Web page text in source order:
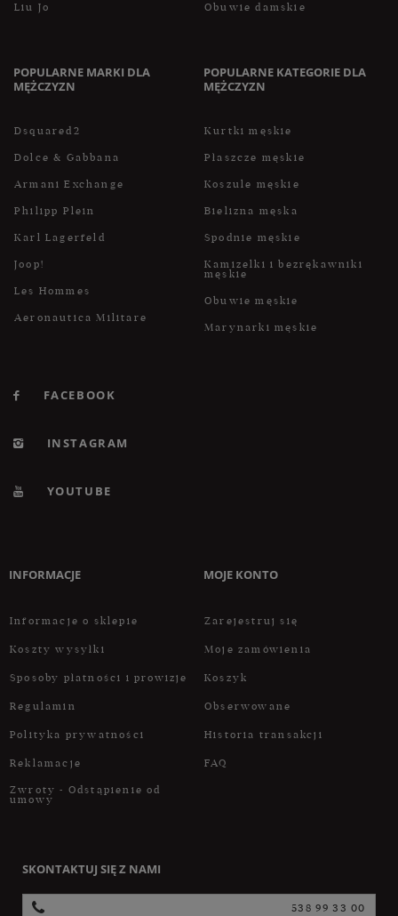
Liu Jo Obuwie damskie
POPULARNE MARKI DLA
MĘŻCZYZN
Dsquared2
Dolce & Gabbana
Armani Exchange
Philipp Plein
Karl Lagerfeld
Joop!
Les Hommes
Aeronautica Militare
POPULARNE KATEGORIE DLA
MĘŻCZYZN
Kurtki męskie
Płaszcze męskie
Koszule męskie
Bielizna męska
Spodnie męskie
Kamizelki i bezrękawniki
męskie
Obuwie męskie
Marynarki męskie
FACEBOOK
INSTAGRAM
YOUTUBE
INFORMACJE
Informacje o sklepie
Koszty wysyłki
Sposoby płatności i prowizje
Regulamin
Polityka prywatności
Reklamacje
Zwroty - Odstąpienie od
umowy
MOJE KONTO
Zarejestruj się
Moje zamówienia
Koszyk
Obserwowane
Historia transakcji
FAQ
SKONTAKTUJ SIĘ Z NAMI
538 99 33 00